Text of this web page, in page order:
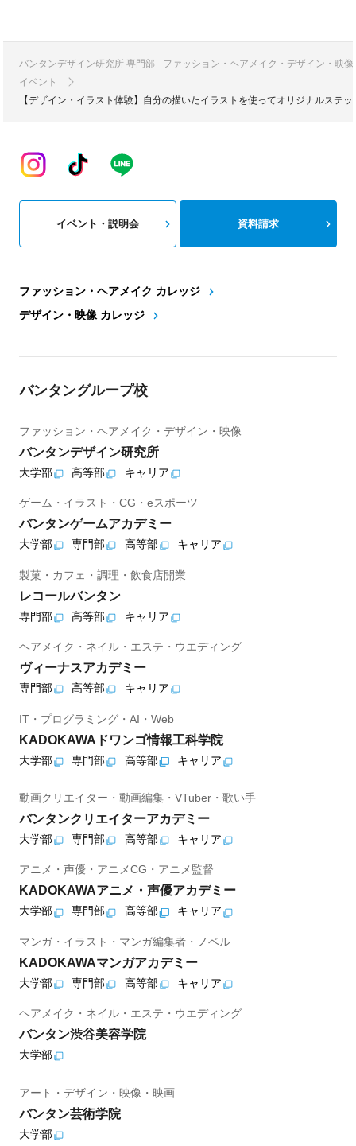
バンタンデザイン研究所 専門部 - ファッション・ヘアメイク・デザイン・映
イベント
【デザイン・イラスト体験】自分の描いたイラストを使ってオリジナルステッ
ファッション・ヘアメイク カレッジ
デザイン・映像 カレッジ
イベント・説明会 資料請求
バンタングループ校
ファッション・ヘアメイク・デザイン・映像
バンタンデザイン研究所
大学部 高等部 キャリア
ゲーム・イラスト・CG・eスポーツ
バンタンゲームアカデミー
大学部 専門部 高等部 キャリア
製菓・カフェ・調理・飲食店開業
レコールバンタン
専門部 高等部 キャリア
ヘアメイク・ネイル・エステ・ウエディング
ヴィーナスアカデミー
専門部 高等部 キャリア
IT・プログラミング・AI・Web
KADOKAWAドワンゴ情報工科学院
大学部 専門部 高等部 キャリア
動画クリエイター・動画編集・VTuber・歌い手
バンタンクリエイターアカデミー
大学部 専門部 高等部 キャリア
アニメ・声優・アニメCG・アニメ監督
KADOKAWAアニメ・声優アカデミー
大学部 専門部 高等部 キャリア
マンガ・イラスト・マンガ編集者・ノベル
KADOKAWAマンガアカデミー
大学部 専門部 高等部 キャリア
ヘアメイク・ネイル・エステ・ウエディング
バンタン渋谷美容学院
大学部
アート・デザイン・映像・映画
バンタン芸術学院
大学部